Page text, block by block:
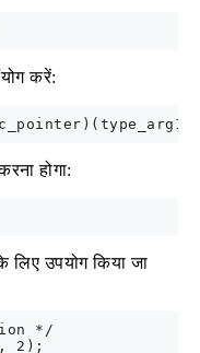
करें:
होगा:
उपयोग किया जा
*/
2);